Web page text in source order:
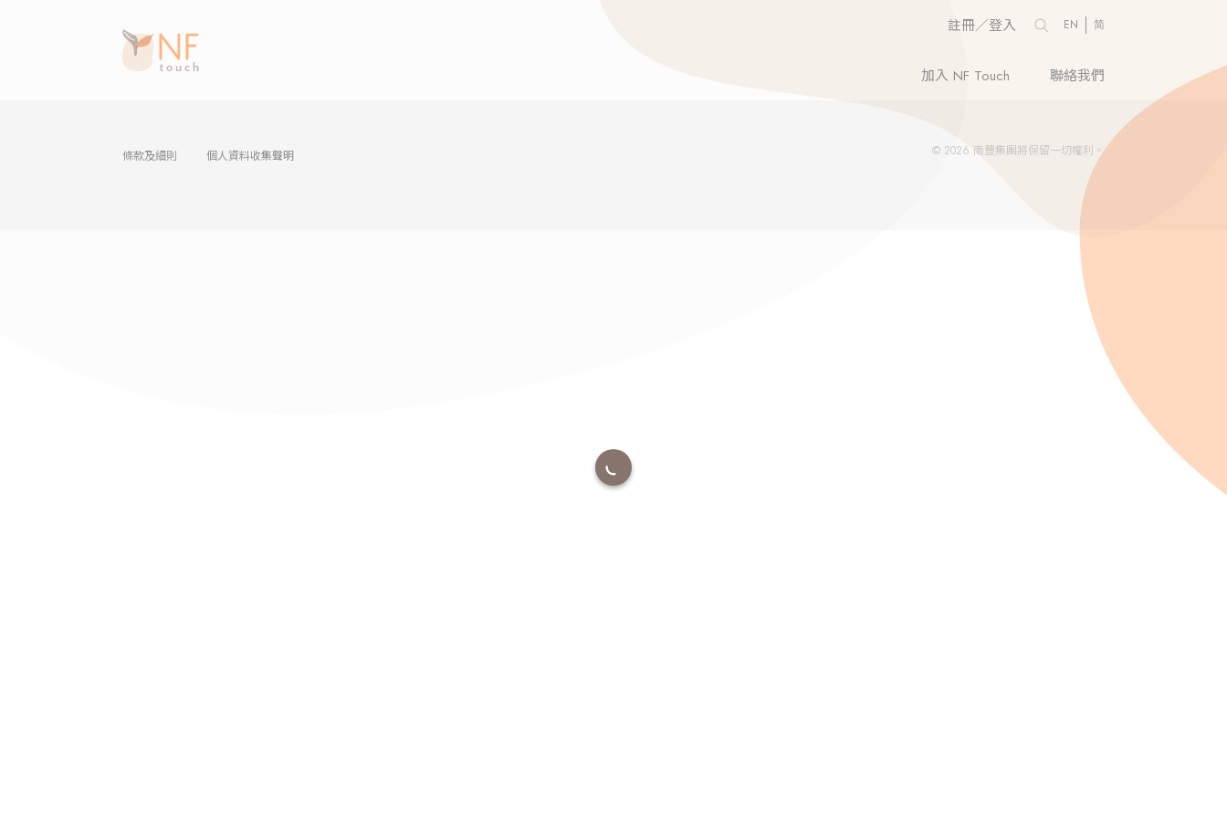
註冊／登入 EN 简
加入 NF Touch 聯絡我們
條款及細則 個人資料收集聲明 © 2026 南豐集團將保留一切權利。